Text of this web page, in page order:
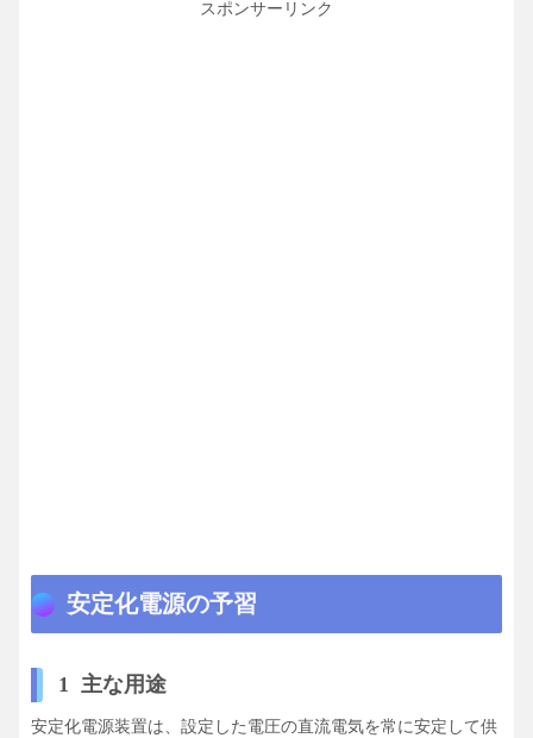
スポンサーリンク
安定化電源の予習
1 主な用途
安定化電源装置は、設定した電圧の直流電気を常に安定して供